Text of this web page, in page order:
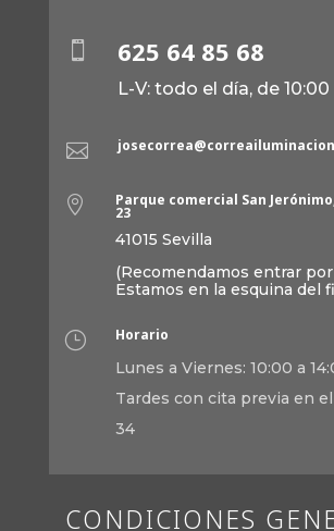
 625 64 85 68
L-V: todo el día, de

 Parque comercial San
23
41015 Sevilla
(Recomendamos entrar
Estamos en la esquina del
} Horario
Lunes a Viernes: 10:00 a
Tardes con cita previa en
34
CONDICIONES